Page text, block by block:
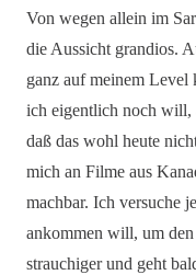
Von wegen allein im
die Aussicht grandios.
ganz auf meinem Level
ich eigentlich noch will,
daß das wohl heute
mich an Filme aus
machbar. Ich versuche
ankommen will, um
strauchiger und geht